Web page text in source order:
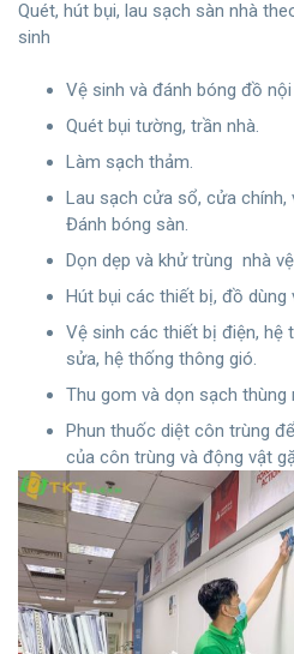
Quét, hút bụi, lau sạch sàn nhà
sinh
Vệ sinh và đánh bóng đồ
Quét bụi tường, trần nhà.
Làm sạch thảm.
Lau sạch cửa sổ, cửa chính,
Đánh bóng sàn.
Dọn dẹp và khử trùng nhà
Hút bụi các thiết bị, đồ dùng
Vệ sinh các thiết bị điện, hệ
sửa, hệ thống thông gió.
Thu gom và dọn sạch thùng
Phun thuốc diệt côn trùng
của côn trùng và động vật